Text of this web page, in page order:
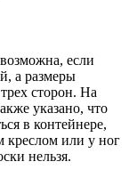
если
а размеры
сторон. На
указано, что
в контейнере,
креслом или у ног
нельзя.